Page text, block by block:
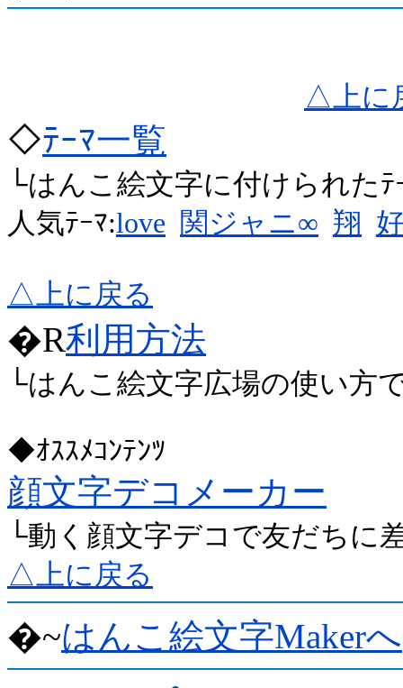
△上に
◇ﾃｰﾏ一覧
└はんこ絵文字に付けられたﾃ
人気ﾃｰﾏ:love 関ジャニ∞ 翔
△上に戻る
�R利用方法
└はんこ絵文字広場の使い方
◆ｵｽｽﾒｺﾝﾃﾝﾂ
顔文字デコメーカー
└動く顔文字デコで友だちに
△上に戻る
�~はんこ絵文字Makerへ